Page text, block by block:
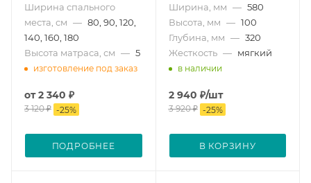
Ширина спального
места, см — 80, 90, 120,
140, 160, 180
Высота матраса, см — 5
изготовление под заказ
от2 340 ₽
3 120 ₽ -25%
ПОДРОБНЕЕ
Ширина, мм — 580
Высота, мм — 100
Глубина, мм — 320
Жесткость — мягкий
в наличии
2 940 ₽/шт
3 920₽ -25%
В КОРЗИНУ